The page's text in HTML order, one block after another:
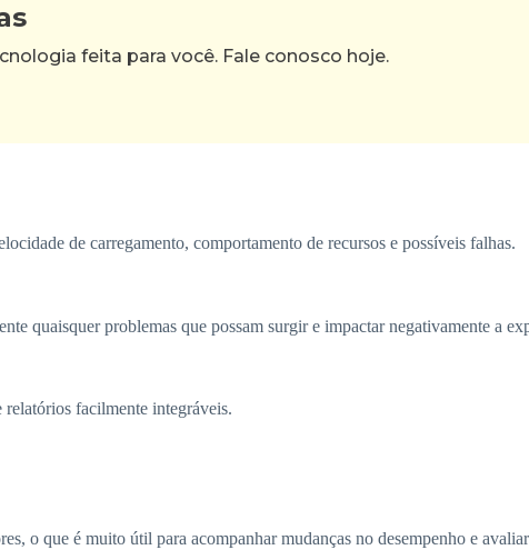
feita para você. Fale conosco hoje.
de carregamento, comportamento de recursos e possíveis falhas.
quaisquer problemas que possam surgir e impactar negativamente a
relatórios facilmente integráveis.
o que é muito útil para acompanhar mudanças no desempenho e